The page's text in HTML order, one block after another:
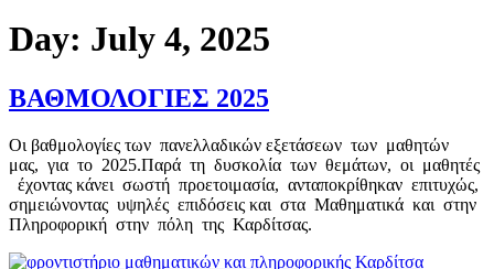
Day: July 4, 2025
ΒΑΘΜΟΛΟΓΙΕΣ 2025
Οι βαθμολογίες των πανελλαδικών εξετάσεων των μαθητών
μας, για το 2025.Παρά τη δυσκολία των θεμάτων, οι μαθητές
έχοντας κάνει σωστή προετοιμασία, ανταποκρίθηκαν επιτυχώς,
σημειώνοντας υψηλές επιδόσεις και στα Μαθηματικά και στην
Πληροφορική στην πόλη της Καρδίτσας.